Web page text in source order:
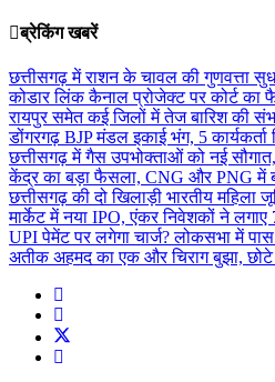
ब्रेकिंग खबरें
छत्तीसगढ़ में राशन के चावल की गुणवत्ता
कोडार लिंक कैनाल प्रोजेक्ट पर कोर्ट का
रायपुर समेत कई जिलों में तेज बारिश की
डोंगरगढ़ BJP मंडल इकाई भंग, 5
छत्तीसगढ़ में गैस उपभोक्ताओं को नई
केंद्र का बड़ा फैसला, CNG और PNG में
छत्तीसगढ़ की दो खिलाड़ी भारतीय महिला
मार्केट में नया IPO, एंकर निवेशकों ने
UPI पेमेंट पर लगेगा चार्ज? लोकसभा में
अतीक अहमद का एक और चिराग बुझा,